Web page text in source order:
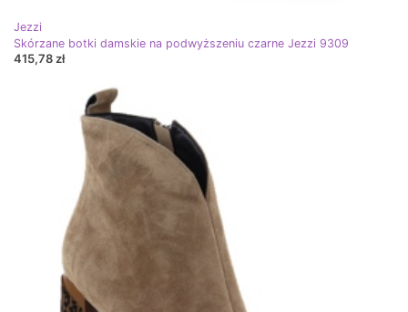
Jezzi
Skórzane botki damskie na podwyższeniu czarne Jezzi 9309
415,78 zł